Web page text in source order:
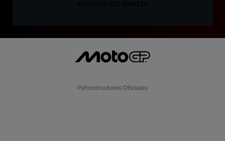
Patrocinadores Oficiales